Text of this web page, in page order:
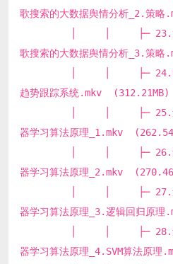
歌搜索的大数据舆情分析_2.策
│ │ ├─ 23.大数
歌搜索的大数据舆情分析_3.策
│ │ ├─ 24.CTA
趋势跟踪系统.mkv (312.21MB)
│ │ ├─ 25.量化
器学习算法原理_1.mkv
│ │ ├─ 26.量化
器学习算法原理_2.mkv
│ │ ├─ 27.量化
器学习算法原理_3.逻辑回归原
│ │ ├─ 28.量化
器学习算法原理_4.SVM算法原